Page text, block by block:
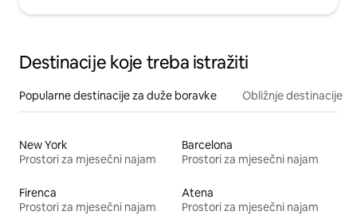
Destinacije koje treba istražiti
Popularne destinacije za duže boravke Obližnje destinacije
New York
Prostori za mjesečni najam
Barcelona
Prostori za mjesečni najam
Firenca
Prostori za mjesečni najam
Atena
Prostori za mjesečni najam